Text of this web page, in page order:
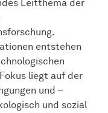
Leitthema der
entstehen
liegt auf der
und –
und sozial